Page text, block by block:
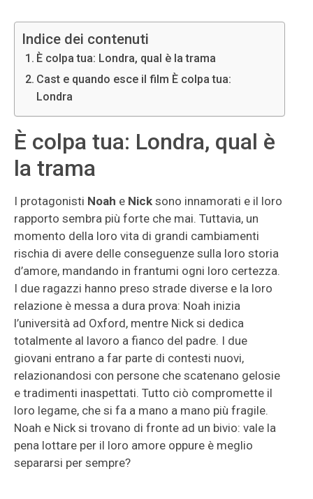
Indice dei contenuti
È colpa tua: Londra, qual è la trama
Cast e quando esce il film È colpa tua:
Londra
È colpa tua: Londra, qual è
la trama
I protagonisti Noah e Nick sono innamorati e il loro
rapporto sembra più forte che mai. Tuttavia, un
momento della loro vita di grandi cambiamenti
rischia di avere delle conseguenze sulla loro storia
d’amore, mandando in frantumi ogni loro certezza.
I due ragazzi hanno preso strade diverse e la loro
relazione è messa a dura prova: Noah inizia
l’università ad Oxford, mentre Nick si dedica
totalmente al lavoro a fianco del padre. I due
giovani entrano a far parte di contesti nuovi,
relazionandosi con persone che scatenano gelosie
e tradimenti inaspettati. Tutto ciò compromette il
loro legame, che si fa a mano a mano più fragile.
Noah e Nick si trovano di fronte ad un bivio: vale la
pena lottare per il loro amore oppure è meglio
separarsi per sempre?